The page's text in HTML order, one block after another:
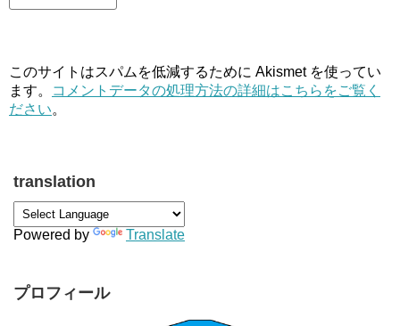
このサイトはスパムを低減するために Akismet を使ってい
ます。
コメントデータの処理方法の詳細はこちらをご覧く
ださい。
translation
Powered by Translate
プロフィール